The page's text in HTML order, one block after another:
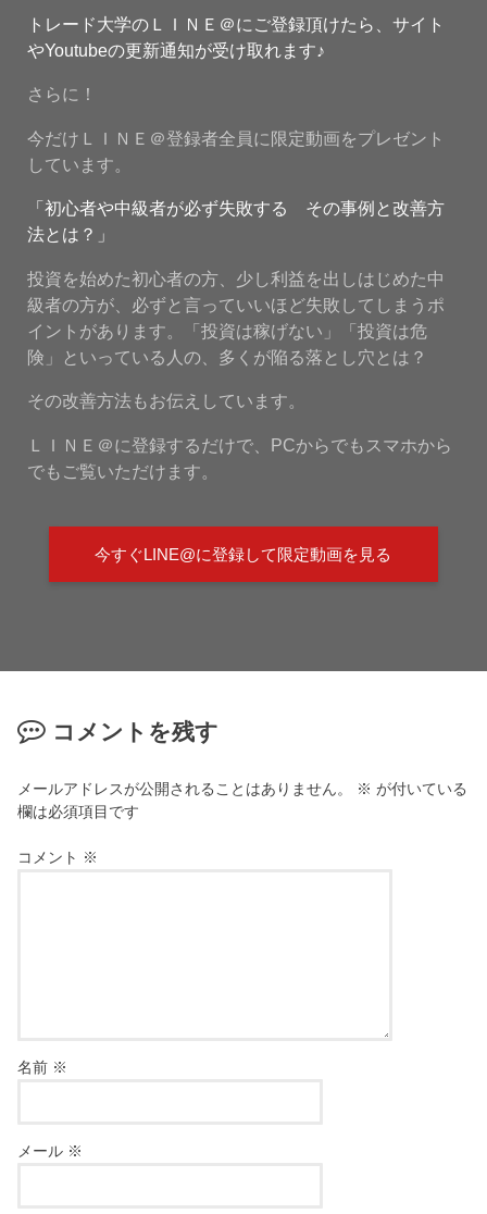
トレード大学のＬＩＮＥ＠にご登録頂けたら、サイト
やYoutubeの更新通知が受け取れます♪
さらに！
今だけＬＩＮＥ＠登録者全員に限定動画をプレゼント
しています。
「初心者や中級者が必ず失敗する その事例と改善方
法とは？」
投資を始めた初心者の方、少し利益を出しはじめた中
級者の方が、必ずと言っていいほど失敗してしまうポ
イントがあります。「投資は稼げない」「投資は危
険」といっている人の、多くが陥る落とし穴とは？
その改善方法もお伝えしています。
ＬＩＮＥ＠に登録するだけで、PCからでもスマホから
でもご覧いただけます。
今すぐLINE@に登録して限定動画を見る
コメントを残す
メールアドレスが公開されることはありません。 ※ が付いている
欄は必須項目です
コメント ※
名前 ※
メール ※